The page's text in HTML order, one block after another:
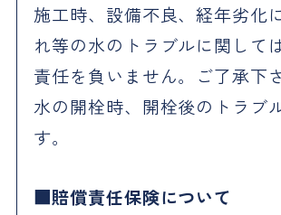
施工時、設備不良、経年劣化
れ等の水のトラブルに関して
責任を負いません。ご了承下さ
水の開栓時、開栓後のトラブ
す。
賠償責任保険について